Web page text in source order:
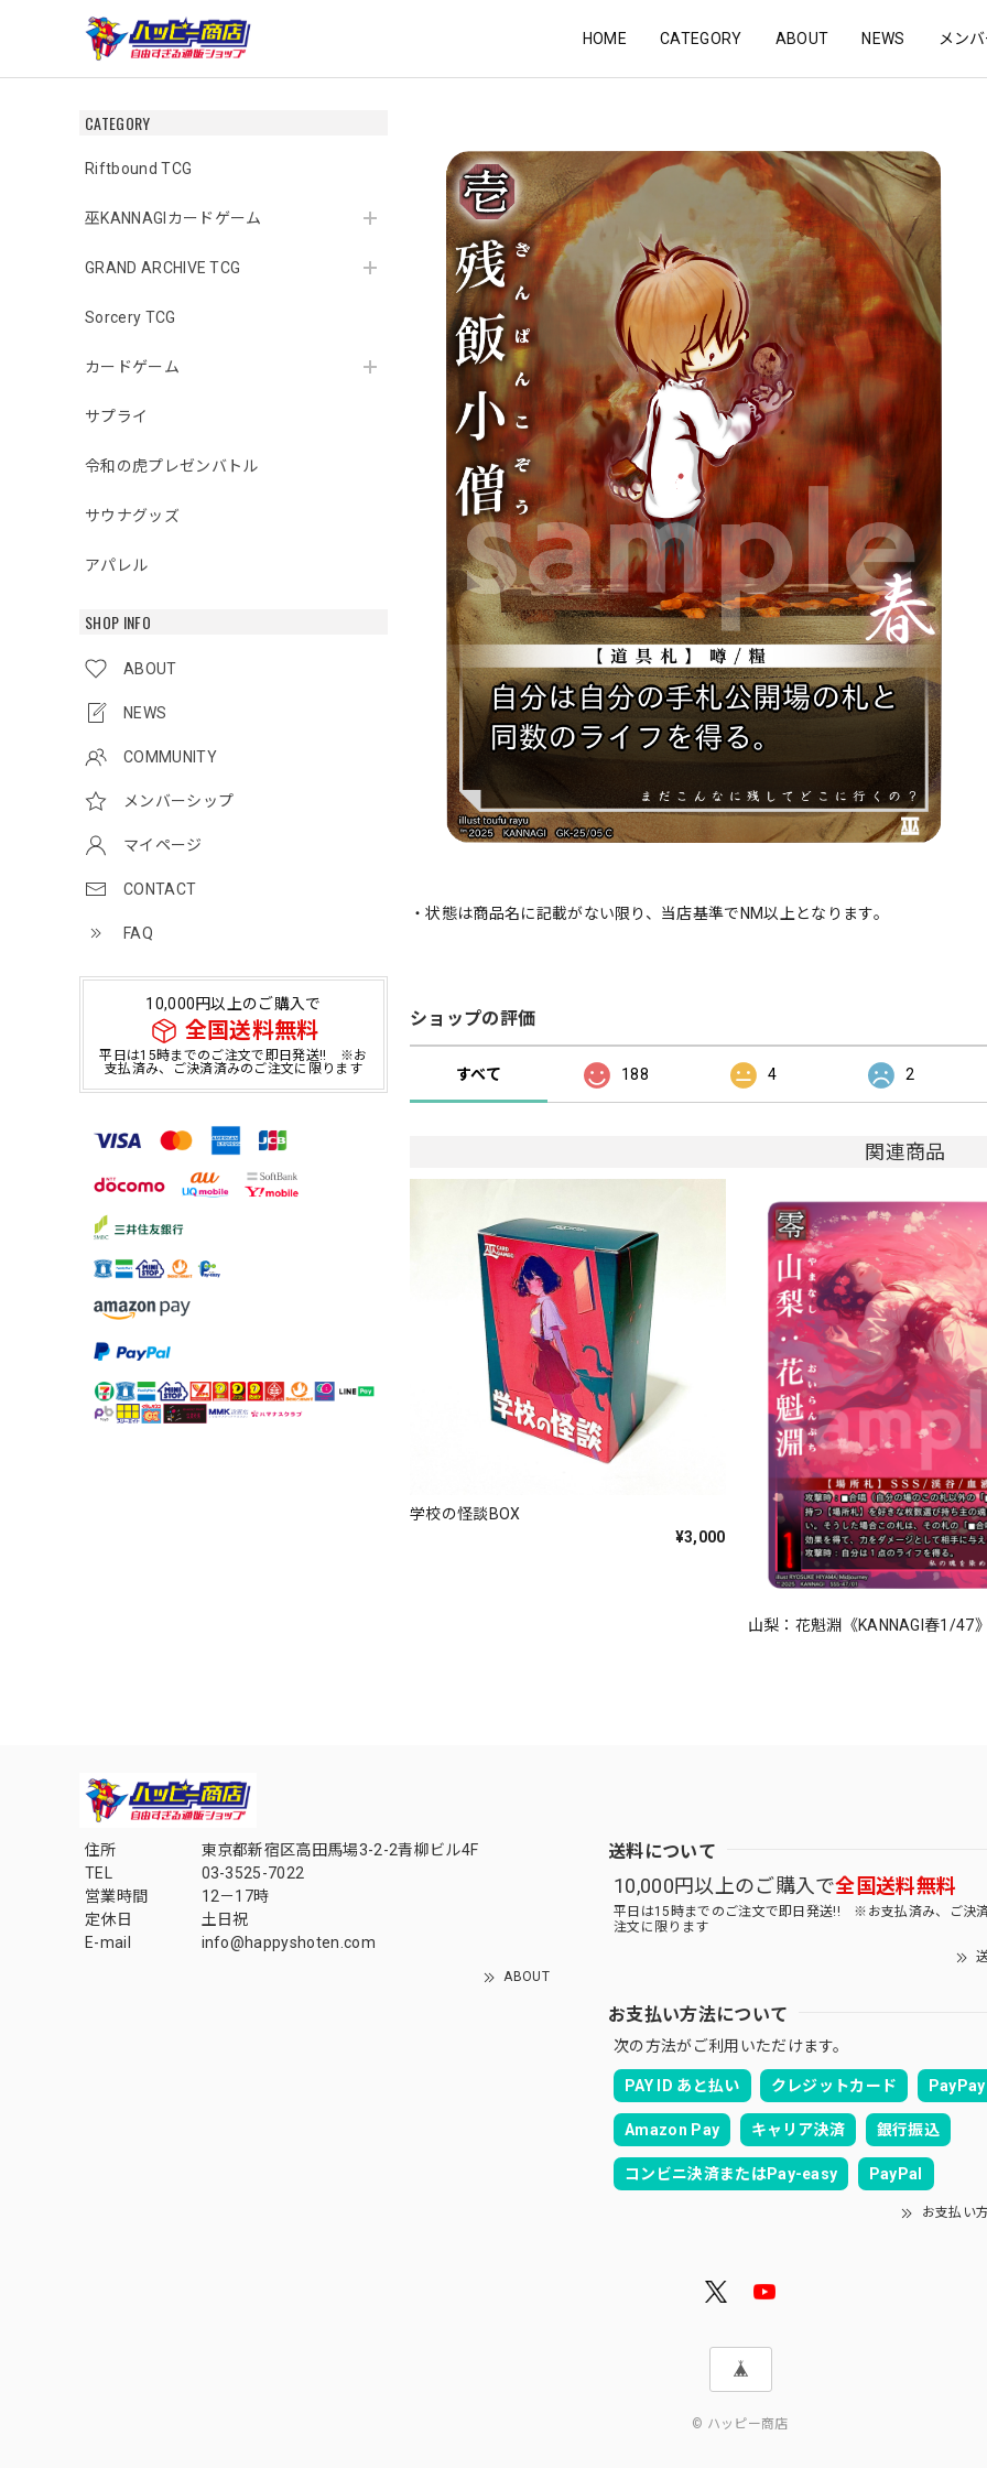
HOME CATEGORY ABOUT NEWS メン
CATEGORY
Riftbound TCG
巫KANNAGIカードゲーム
GRAND ARCHIVE TCG
Sorcery TCG
カードゲーム
サプライ
令和の虎プレゼンバトル
サウナグッズ
アパレル
SHOP INFO
ABOUT
NEWS
COMMUNITY
メンバーシップ
マイページ
CONTACT
FAQ
10,000円以上のご購入で
全国送料無料
平日は15時までのご注文で即日発送!! ※お
支払済み、ご決済済みのご注文に限ります
・状態は商品名に記載がない限り、当店基準でNM以上となります。
ショップの評価
すべて 188 4 2
関連商品
学校の怪談BOX
¥3,000
山梨：花魁淵《KANNAGI春1/47
住所
東京都新宿区高田馬場3-2-2青柳ビル4F
TEL
03-3525-7022
営業時間
12－17時
定休日
土日祝
E-mail
info@happyshoten.com
ABOUT
送料について
10,000円以上のご購入で全国送料無料
平日は15時までのご注文で即日発送!! ※お支払済み、ご決
注文に限ります
お支払い方法について
次の方法がご利用いただけます。
PAY ID あと払い クレジットカード PayPay
Amazon Pay キャリア決済 銀行振込
コンビニ決済またはPay-easy PayPal
お支払い
© ハッピー商店